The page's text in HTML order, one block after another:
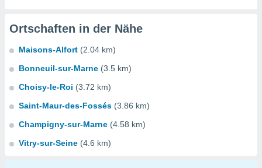
Ortschaften in der Nähe
Maisons-Alfort (2.04 km)
Bonneuil-sur-Marne (3.5 km)
Choisy-le-Roi (3.72 km)
Saint-Maur-des-Fossés (3.86 km)
Champigny-sur-Marne (4.58 km)
Vitry-sur-Seine (4.6 km)